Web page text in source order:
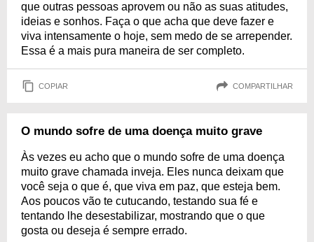
que outras pessoas aprovem ou não as suas atitudes,
ideias e sonhos. Faça o que acha que deve fazer e
viva intensamente o hoje, sem medo de se arrepender.
Essa é a mais pura maneira de ser completo.
COPIAR COMPARTILHAR
O mundo sofre de uma doença muito grave
Às vezes eu acho que o mundo sofre de uma doença
muito grave chamada inveja. Eles nunca deixam que
você seja o que é, que viva em paz, que esteja bem.
Aos poucos vão te cutucando, testando sua fé e
tentando lhe desestabilizar, mostrando que o que
gosta ou deseja é sempre errado.